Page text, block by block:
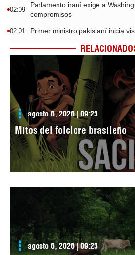
02:09
Parlamento iraní exige a
compromisos
02:01 Primer ministro pakistaní inicia
agosto 6, 2026 | 09:23
Mitos del folclore brasileño
agosto 6, 2026 | 09:23